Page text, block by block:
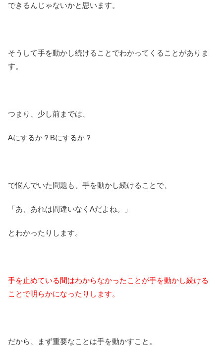
できるんじゃないかと思います。
そうして手を動かし続けることでわかってくることがありま
す。
つまり、少し前までは、
Aにするか？Bにするか？
で悩んでいた問題も、手を動かし続けることで、
「あ、あれは間違いなくAだよね。」
とわかったりします。
手を止めている間はわからなかったことが手を動かし続ける
ことで明らかになったりします。
だから、まず重要なことは手を動かすこと。